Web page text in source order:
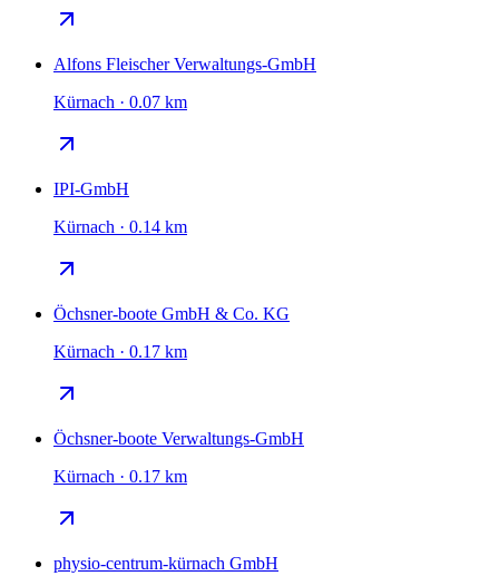
Alfons Fleischer Verwaltungs-GmbH
Kürnach · 0.07 km
IPI-GmbH
Kürnach · 0.14 km
Öchsner-boote GmbH & Co. KG
Kürnach · 0.17 km
Öchsner-boote Verwaltungs-GmbH
Kürnach · 0.17 km
physio-centrum-kürnach GmbH